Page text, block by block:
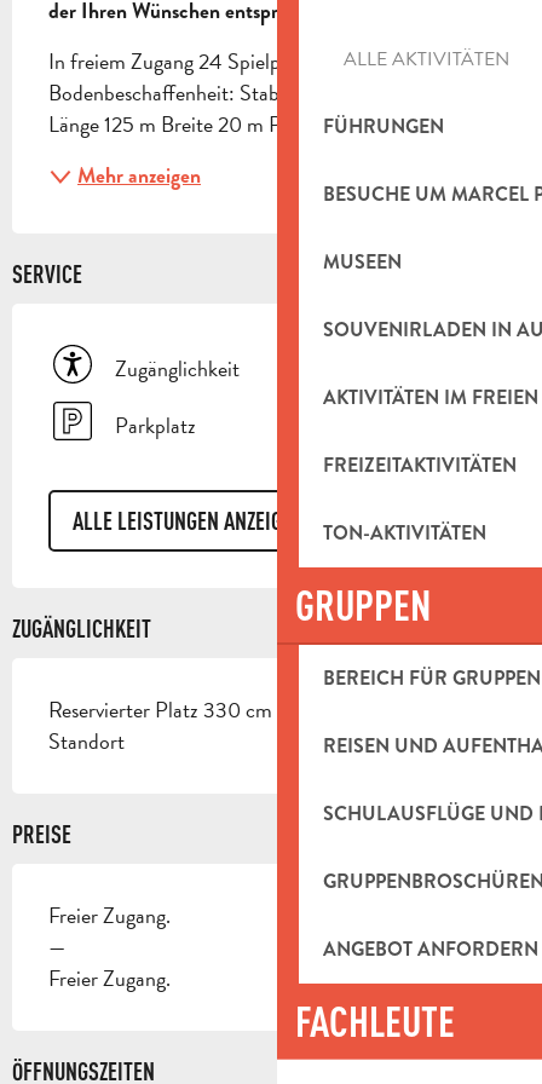
ALLE AKTIVITÄTEN
FÜHRUNGEN
BESUCHE UM MARCEL
MUSEEN
SOUVENIRLADEN IN
AKTIVITÄTEN IM FREIEN
FREIZEITAKTIVITÄTEN
TON-AKTIVITÄTEN
GRUPPEN
BEREICH FÜR GRUPPEN
REISEN UND
SCHULAUSFLÜGE UND
ANGEBOT ANFORDERN
FACHLEUTE
der Ihren Wünschen entspricht.
In freiem Zugang 24 Spielplätze Typ: Offen
Bodenbeschaffenheit: Stabilisiert/geäschert Maße:
Länge 125 m Breite 20 m Parkplatz: 20
Mehr anzeigen
SERVICE
Zugänglichkeit
Parkplatz
ALLE LEISTUNGEN ANZEIGEN
ZUGÄNGLICHKEIT
Reservierter Platz 330 cm breit < 100 m vom
Standort
PREISE
Freier Zugang.
—
Freier Zugang.
ÖFFNUNGSZEITEN